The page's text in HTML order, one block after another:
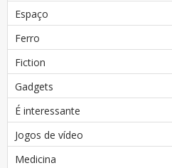
Espaço
Ferro
Fiction
Gadgets
É interessante
Jogos de vídeo
Medicina